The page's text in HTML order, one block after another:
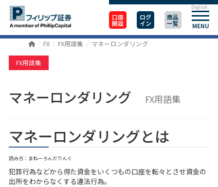
口座
開設
ログ
イン
商品
一覧 MENU
English
FX FX用語集 マネーロンダリング
FX用語集
マネーロンダリング FX用語集
マネーロンダリングとは
読み方：まねーろんだりんぐ
犯罪行為などから得た資金をいくつもの口座を転々とさせ資金の
出所をわからなくする違法行為。